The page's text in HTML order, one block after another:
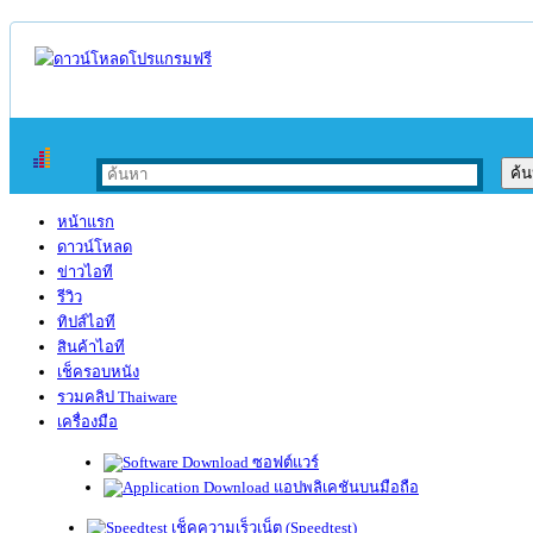
หน้าแรก
ดาวน์โหลด
ข่าวไอที
รีวิว
ทิปส์ไอที
สินค้าไอที
เช็ครอบหนัง
รวมคลิป Thaiware
เครื่องมือ
ซอฟต์แวร์
แอปพลิเคชันบนมือถือ
เช็คความเร็วเน็ต (Speedtest)